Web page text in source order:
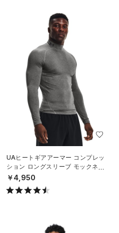
UAヒートギアアーマー コンプレッ
ション ロングスリーブ モックネッ
ク シャツ（トレーニング/MEN）
￥4,950